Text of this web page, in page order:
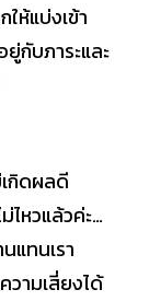
ห้แบ่งเข้า
กับภาระและ
กิดผลดี
หวแล้วค่ะ…
แทนเรา
ามเสี่ยงได้